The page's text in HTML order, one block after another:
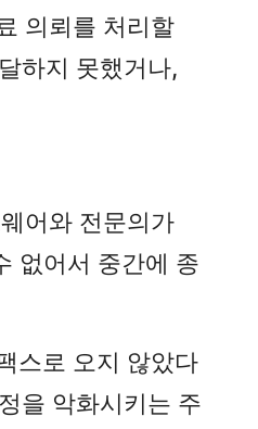
의뢰를 처리할
하지 못했거나,
어와 전문의가
없어서 중간에 종
스로 오지 않았다
을 악화시키는 주